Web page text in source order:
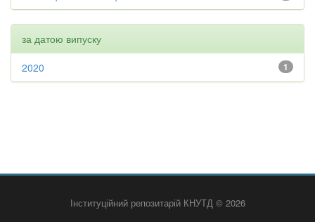
за датою випуску
1
2020
Інституційний репозитарій КНУТД © 2026